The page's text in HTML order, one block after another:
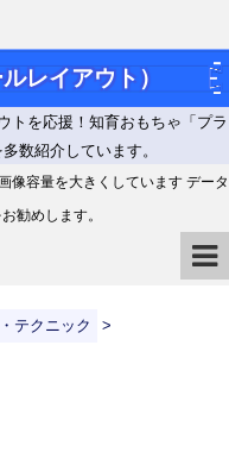
レイアウト）
トを応援！知育おもちゃ「プラ
数紹介しています。
像容量を大きくしています データ
勧めします。
テクニック >